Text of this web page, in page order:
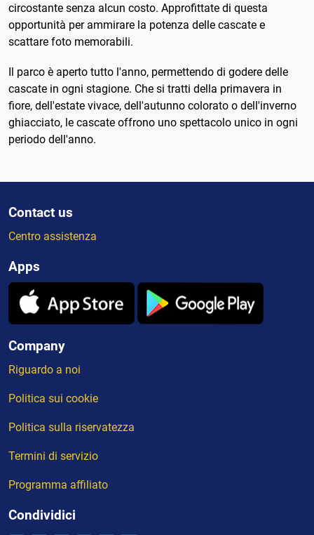
circostante senza alcun costo. Approfittate di questa
opportunità per ammirare la potenza delle cascate e
scattare foto memorabili.
Il parco è aperto tutto l'anno, permettendo di godere delle
cascate in ogni stagione. Che si tratti della primavera in
fiore, dell'estate vivace, dell'autunno colorato o dell'inverno
ghiacciato, le cascate offrono uno spettacolo unico in ogni
periodo dell'anno.
Contact us
Centro assistenza
Apps
Company
Riguardo a noi
Politica sui cookie
Politica sulla riservatezza
Termini di servizio
Programma affiliato
Condividici